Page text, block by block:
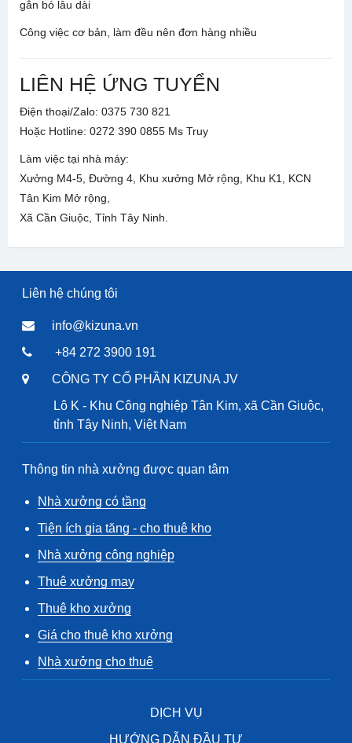
gắn bó lâu dài
Công việc cơ bản, làm đều nên đơn hàng nhiều
LIÊN HỆ ỨNG TUYỂN
Điện thoại/Zalo: 0375 730 821
Hoặc Hotline: 0272 390 0855 Ms Truy
Làm việc tại nhà máy:
Xưởng M4-5, Đường 4, Khu xưởng Mở rộng, Khu K1, KCN
Tân Kim Mở rộng,
Xã Cần Giuộc, Tỉnh Tây Ninh.
Liên hệ chúng tôi
info@kizuna.vn
+84 272 3900 191
CÔNG TY CỔ PHẦN KIZUNA JV
Lô K - Khu Công nghiệp Tân Kim, xã Cần Giuộc,
tỉnh Tây Ninh, Việt Nam
Thông tin nhà xưởng được quan tâm
Nhà xưởng có tầng
Tiện ích gia tăng - cho thuê kho
Nhà xưởng công nghiệp
Thuê xưởng may
Thuê kho xưởng
Giá cho thuê kho xưởng
Nhà xưởng cho thuê
DỊCH VỤ
HƯỚNG DẪN ĐẦU TƯ